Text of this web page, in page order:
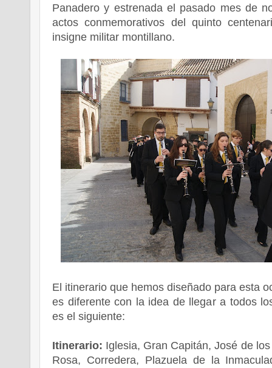
Panadero y estrenada el pasado mes de
actos conmemorativos del quinto
insigne militar montillano.
El itinerario que hemos diseñado para esta
es diferente con la idea de llegar a todos
es el siguiente:
Itinerario: Iglesia, Gran Capitán, José de
Rosa, Corredera, Plazuela de la